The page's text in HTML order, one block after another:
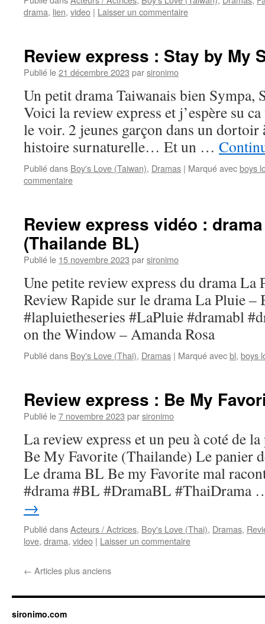
drama, lien, video | Laisser un commentaire
Review express : Stay by My
Publié le21 décembre 2023 parsironimo
Un petit drama Taiwanais bien Sympa,
Voici la review express et j’espère su
le voir. 2 jeunes garçon dans un dortoir
histoire surnaturelle… Et un …
Publié dans Boy's Love (Taiwan), Dramas | Marqué avecboys
commentaire
Review express vidéo :
(Thailande BL)
Publié le 15 novembre 2023 parsironimo
Une petite review express du drama
Review Rapide sur le drama La Pluie –
#lapluietheseries #LaPluie #dramabl
on the Window – Amanda Rosa
Publié dans Boy's Love (Thai), Dramas | Marqué avecbl, boys
Review express : Be My
Publié le7 novembre 2023 parsironimo
La review express et un peu à coté de
Be My Favorite (Thailande) Le panier
Le drama BL Be my Favorite mal
#drama #BL #DramaBL
→
Publié dansActeurs / Actrices, Boy's Love (Thai), Dramas,
love, drama, video | Laisser un commentaire
← Articles plus anciens
sironimo.com